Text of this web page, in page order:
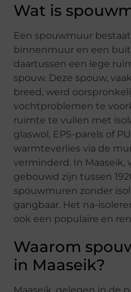
Wat is
Een spouwmuur
binnenmuur en een
daartussen een lege
spouw. Deze spouw,
breed, werd
vochtproblemen te
ruimte te vullen met
glaswol, EPS-parels of
warmteverlies via de
verminderd. In Maaseik,
gebouwd zijn tussen
spouwmuren zonder
gangbaar. Het na-
ook een populaire en
Waarom
in Maaseik?